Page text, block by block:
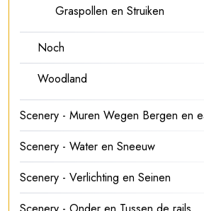
Graspollen en Struiken
Noch
Woodland
Scenery - Muren Wegen Bergen en
Scenery - Water en Sneeuw
Scenery - Verlichting en Seinen